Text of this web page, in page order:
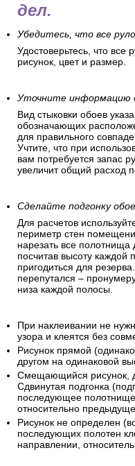
Когда стены
проверены,
вам
Убедитесь, что все
Удостоверьтесь, что
рисунок, цвет и размер.
Уточните информацию о
обозначающих
для правильного
Учтите, что при
вам потребуется запас
увеличит общий расход
Сделайте подгонку
Для расчетов
нарезать все
посчитав высоту каждой
пригодиться для
перепутался –
низа каждой полосы.
При наклеивании не
узора и клеятся без
Рисунок прямой
другом на одинаковой
Смещающийся рисунок,